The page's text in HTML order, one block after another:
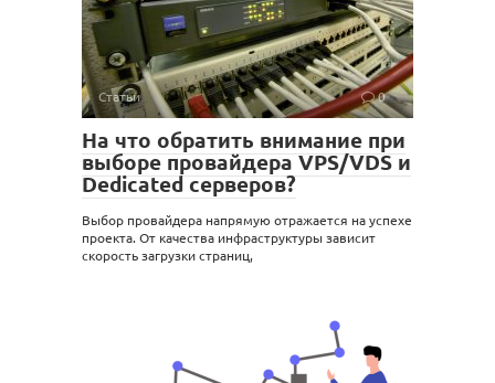
Статьи 0
На что обратить внимание при
выборе провайдера VPS/VDS и
Dedicated серверов?
Выбор провайдера напрямую отражается на успехе
проекта. От качества инфраструктуры зависит
скорость загрузки страниц,